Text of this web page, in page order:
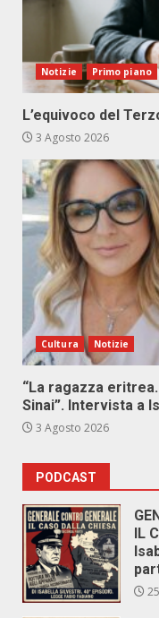
Notizie Primo piano
L’equivoco del
3 Agosto 2026
Cultura Notizie
“La ragazza
Sinai”. Intervista a
3 Agosto 2026
PODCAST
IL